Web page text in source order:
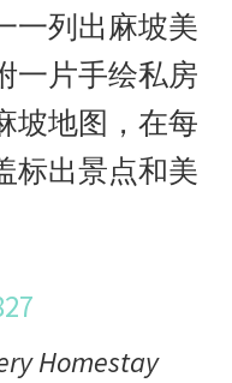
一列出麻坡美
一片手绘私房
坡地图，在每
标出景点和美
Homestay